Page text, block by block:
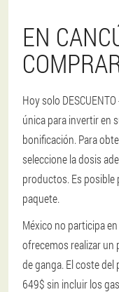
EN
Hoy solo
única para invertir en
bonificación. Para
seleccione la dosis
productos. Es posible
paquete.
México no participa
ofrecemos realizar un
de ganga. El coste
649$ sin incluir los